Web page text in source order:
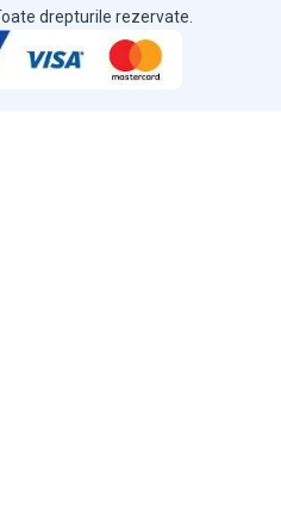
drepturile rezervate.